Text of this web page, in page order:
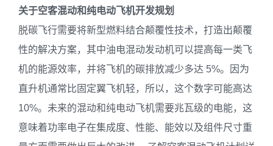
关于空客混动和纯电动飞机开发规划
脱碳飞行需要将新型燃料结合颠覆性技术，打造出颠覆
性的解决方案，其中油电混动发动机可以提高每一类飞
机的能源效率，并将飞机的碳排放减少多达 5%。因为
直升机通常比固定翼飞机轻，所以，这个数字可能高达
10%。未来的混动和纯电动飞机需要兆瓦级的电能，这
意味着功率电子在集成度、性能、能效以及组件尺寸重